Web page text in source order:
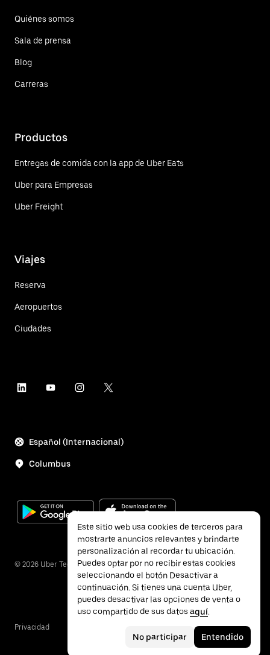
Quiénes somos
Sala de prensa
Blog
Carreras
Productos
Entregas de comida con la app de Uber Eats
Uber para Empresas
Uber Freight
Viajes
Reserva
Aeropuertos
Ciudades
Español (Internacional)
Columbus
© 2026 Uber Technologies Inc.
Privacidad
Este sitio web usa cookies de terceros para
mostrarte anuncios relevantes y brindarte
personalización al recordar tu ubicación.
Puedes optar por no recibir estas cookies
seleccionando el botón Desactivar a
continuación. Si tienes una cuenta Uber,
puedes desactivar las opciones de venta o
uso compartido de sus datos aquí.
No participar Entendido